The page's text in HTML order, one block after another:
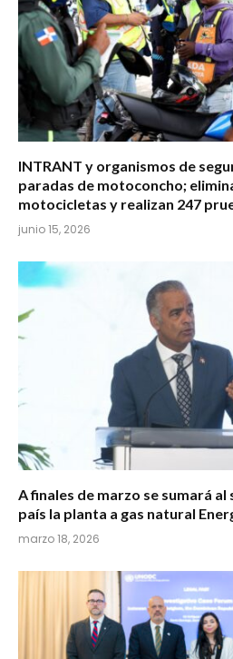
INTRANT y organismos de
paradas de motoconcho;
motocicletas y realizan 247
junio 15, 2026
A finales de marzo se sumará
país la planta a gas natural
marzo 18, 2026